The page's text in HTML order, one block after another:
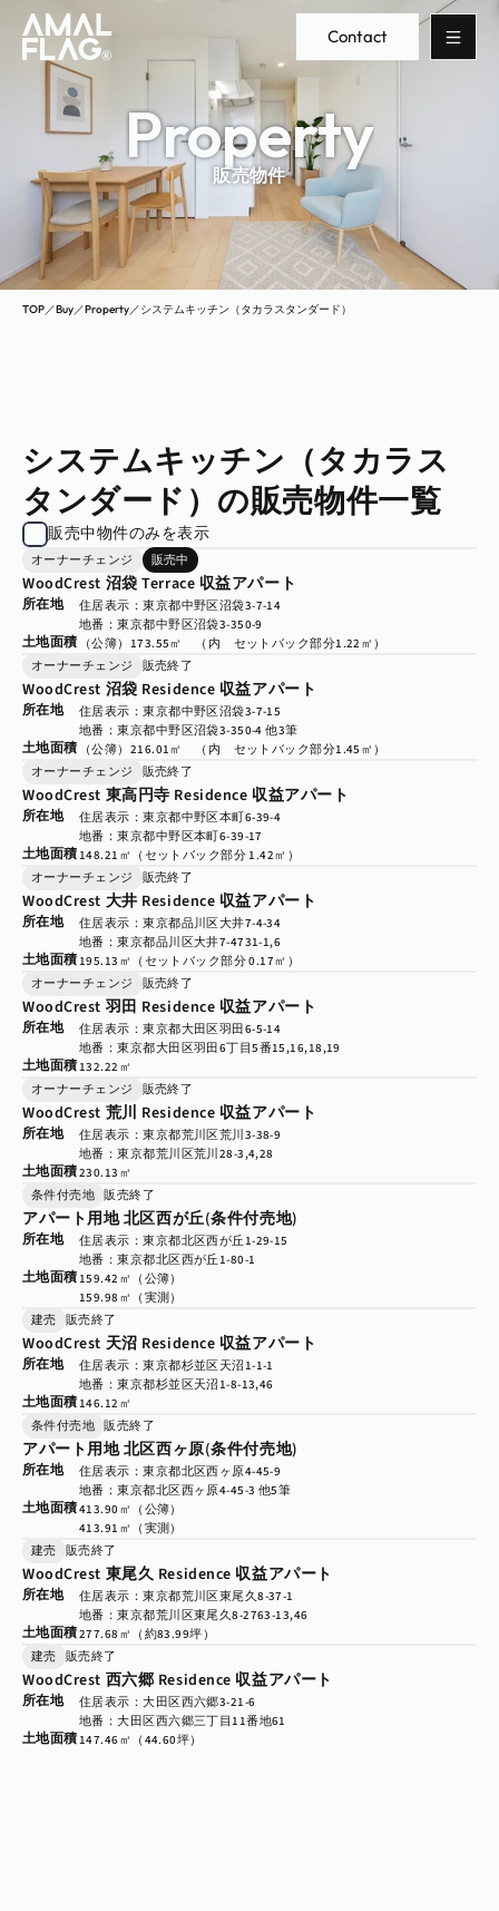
Contact
Property
販売物件
TOP／Buy／Property／システムキッチン（タカラスタンダード）
システムキッチン（タカラス
タンダード）の販売物件一覧
販売中物件のみを表示
オーナーチェンジ 販売中
WoodCrest 沼袋 Terrace 収益アパート
所在地
住居表示：東京都中野区沼袋3-7-14
地番：東京都中野区沼袋3-350-9
土地面積 （公簿）173.55㎡　（内　セットバック部分1.22㎡）
オーナーチェンジ 販売終了
WoodCrest 沼袋 Residence 収益アパート
所在地
住居表示：東京都中野区沼袋3-7-15
地番：東京都中野区沼袋3-350-4 他3筆
土地面積 （公簿）216.01㎡　（内　セットバック部分1.45㎡）
オーナーチェンジ 販売終了
WoodCrest 東高円寺 Residence 収益アパート
所在地
住居表示：東京都中野区本町6-39-4
地番：東京都中野区本町6-39-17
土地面積148.21㎡（セットバック部分 1.42㎡）
オーナーチェンジ 販売終了
WoodCrest 大井 Residence 収益アパート
所在地
住居表示：東京都品川区大井7-4-34
地番：東京都品川区大井7-4731-1,6
土地面積195.13㎡（セットバック部分 0.17㎡）
オーナーチェンジ 販売終了
WoodCrest 羽田 Residence 収益アパート
所在地
住居表示：東京都大田区羽田6-5-14
地番：東京都大田区羽田6丁目5番15,16,18,19
土地面積132.22㎡
オーナーチェンジ 販売終了
WoodCrest 荒川 Residence 収益アパート
所在地
住居表示：東京都荒川区荒川3-38-9
地番：東京都荒川区荒川28-3,4,28
土地面積230.13㎡
条件付売地 販売終了
アパート用地 北区西が丘(条件付売地)
所在地
住居表示：東京都北区西が丘1-29-15
地番：東京都北区西が丘1-80-1
土地面積159.42㎡（公簿）
159.98㎡（実測）
建売 販売終了
WoodCrest 天沼 Residence 収益アパート
所在地
住居表示：東京都杉並区天沼1-1-1
地番：東京都杉並区天沼1-8-13,46
土地面積146.12㎡
条件付売地 販売終了
アパート用地 北区西ヶ原(条件付売地)
所在地
住居表示：東京都北区西ヶ原4-45-9
地番：東京都北区西ヶ原4-45-3 他5筆
土地面積413.90㎡（公簿）
413.91㎡（実測）
建売 販売終了
WoodCrest 東尾久 Residence 収益アパート
所在地
住居表示：東京都荒川区東尾久8-37-1
地番：東京都荒川区東尾久8-2763-13,46
土地面積277.68㎡（約83.99坪）
建売 販売終了
WoodCrest 西六郷 Residence 収益アパート
所在地
住居表示：大田区西六郷3-21-6
地番：大田区西六郷三丁目11番地61
土地面積147.46㎡（44.60坪）